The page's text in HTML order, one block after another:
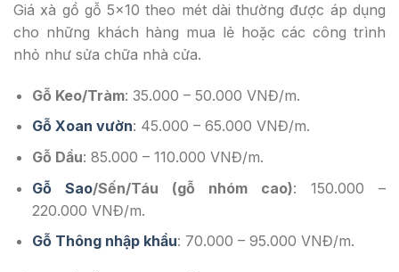
Giá xà gồ gỗ 5×10 theo mét dài thường được áp dụng
cho những khách hàng mua lẻ hoặc các công trình
nhỏ như sửa chữa nhà cửa.
Gỗ Keo/Tràm: 35.000 – 50.000 VNĐ/m.
Gỗ Xoan vườn: 45.000 – 65.000 VNĐ/m.
Gỗ Dầu: 85.000 – 110.000 VNĐ/m.
Gỗ Sao/Sến/Táu (gỗ nhóm cao): 150.000 –
220.000 VNĐ/m.
Gỗ Thông nhập khẩu: 70.000 – 95.000 VNĐ/m.